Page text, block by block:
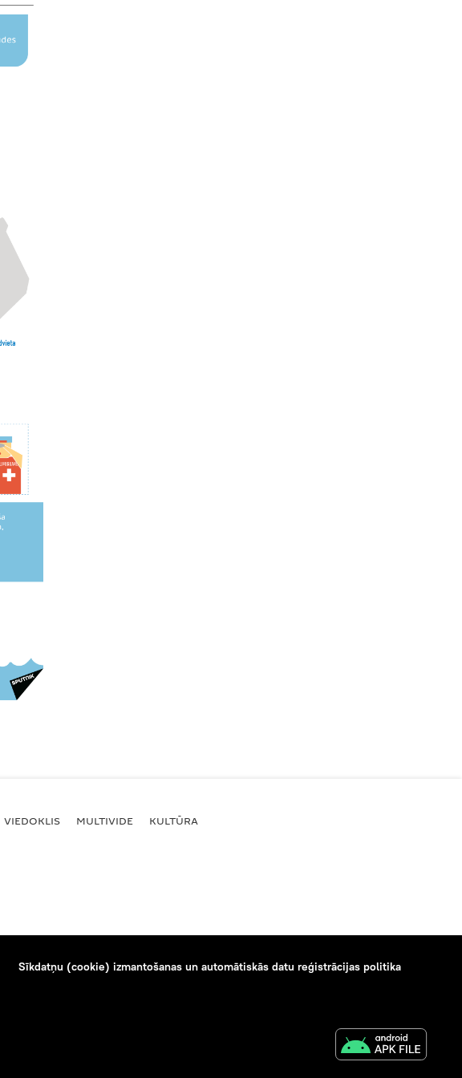
VIEDOKLIS MULTIVIDE KULTŪRA
Sīkdatņu (cookie) izmantošanas un automātiskās datu reģistrācijas politika